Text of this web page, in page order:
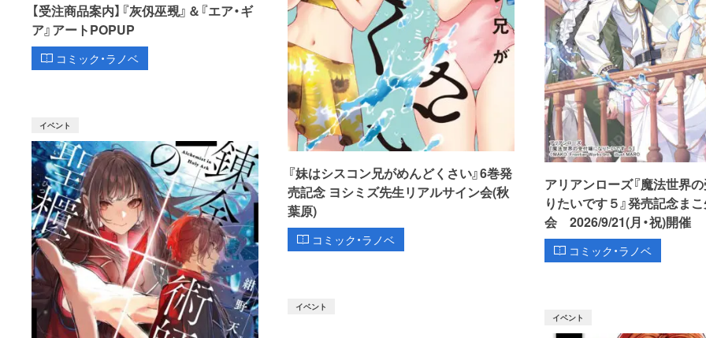
【受注商品案内】『灰仭巫覡』＆『エア・ギ
ア』アートPOPUP
コミック・ラノベ
『妹はシスコン兄がめんどくさい』6巻発
売記念 ヨシミズ先生リアルサイン会(秋
葉原)
コミック・ラノベ
アリアンローズ『魔法世界
りたいです５』発売記念ま
会 2026/9/21(月・祝)開催
コミック・ラノベ
イベント
イベント
イベント